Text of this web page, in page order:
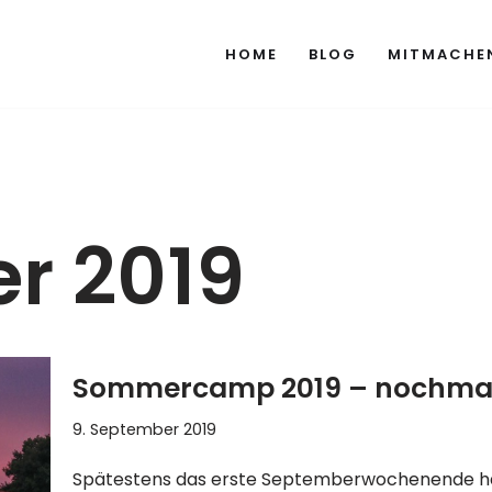
HOME BLOG
2019
Sommercamp 2019 –
9. September 2019
Spätestens das erste Septemberwochenende